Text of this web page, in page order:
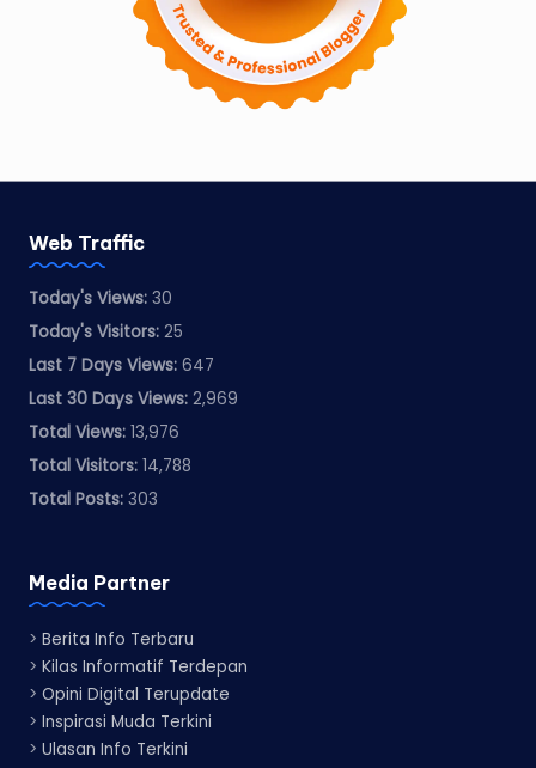
Web Traffic
Today's Views: 30
Today's Visitors: 25
Last 7 Days Views: 647
Last 30 Days Views: 2,969
Total Views: 13,976
Total Visitors: 14,788
Total Posts: 303
Media Partner
> Berita Info Terbaru
> Kilas Informatif Terdepan
> Opini Digital Terupdate
> Inspirasi Muda Terkini
> Ulasan Info Terkini